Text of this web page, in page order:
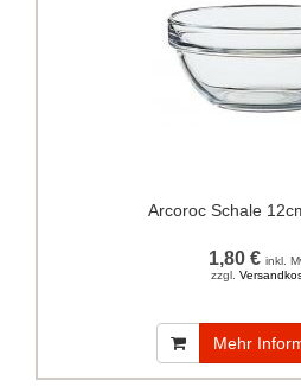
Arcoroc Schale
1,80 € inkl.
zzgl.
Mehr